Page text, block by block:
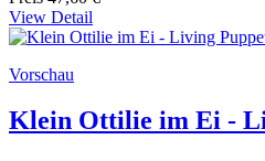
View Detail
Vorschau
Klein Ottilie im Ei -